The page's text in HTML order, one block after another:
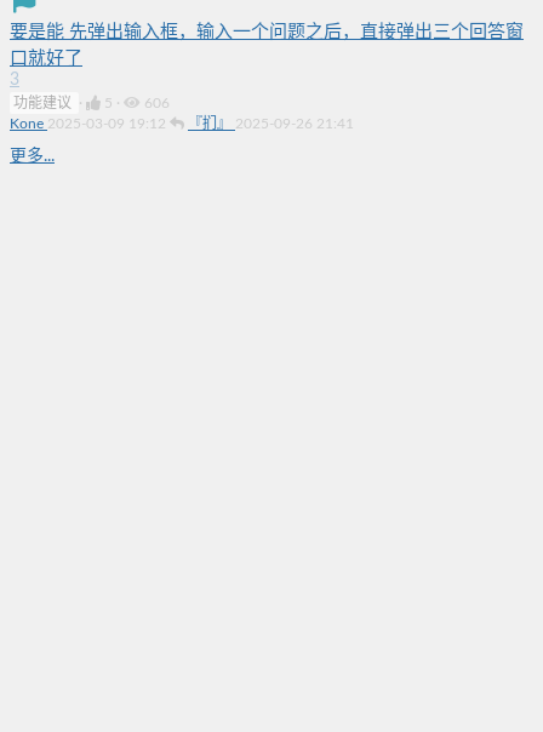
要是能 先弹出输入框，输入一个问题之后，直接弹出三个回答窗
口就好了
3
功能建议 · 5 ·
606
Kone 2025-03-09 19:12 『扪』 2025-09-26 21:41
更多...